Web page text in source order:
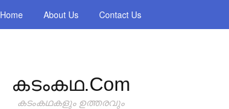
Home About Us Contact Us
കടംകഥ.com
കടംകഥകളും ഉത്തരവും